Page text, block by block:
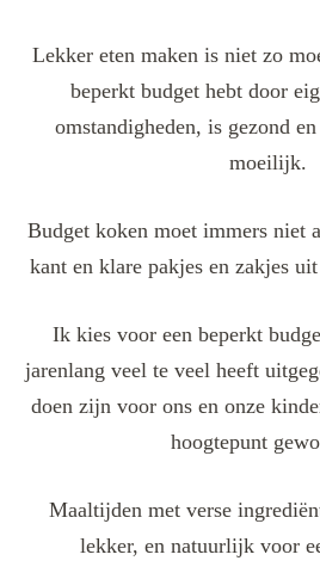
Lekker eten maken is niet zo
beperkt budget hebt door
omstandigheden, is gezond
moeilijk.
Budget koken moet immers niet
kant en klare pakjes en zakjes
Ik kies voor een beperkt
jarenlang veel te veel heeft
doen zijn voor ons en onze
hoogtepunt
Maaltijden met verse
lekker, en natuurlijk voor